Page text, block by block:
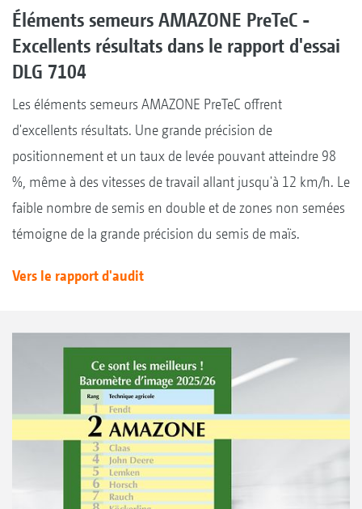
Éléments semeurs AMAZONE PreTeC -
Excellents résultats dans le rapport d'essai
DLG 7104
Les éléments semeurs AMAZONE PreTeC offrent
d'excellents résultats. Une grande précision de
positionnement et un taux de levée pouvant atteindre 98
%, même à des vitesses de travail allant jusqu'à 12 km/h. Le
faible nombre de semis en double et de zones non semées
témoigne de la grande précision du semis de maïs.
Vers le rapport d'audit